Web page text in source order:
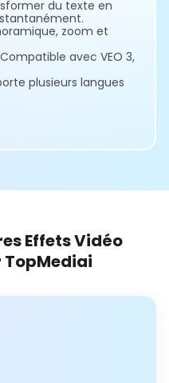
du texte en
zoom et
Compatible avec VEO 3,
plusieurs langues
Effets Vidéo
TopMediai